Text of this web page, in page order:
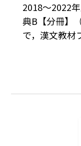
2018～2022
典B【分冊】
で，漢文教材